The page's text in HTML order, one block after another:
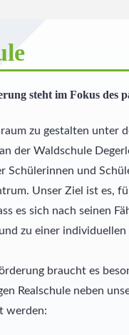
steht im Fokus des
zu gestalten unter
der Waldschule
Schülerinnen und
Unser Ziel ist es,
es sich nach seinen
zu einer
braucht es
Realschule neben
werden: